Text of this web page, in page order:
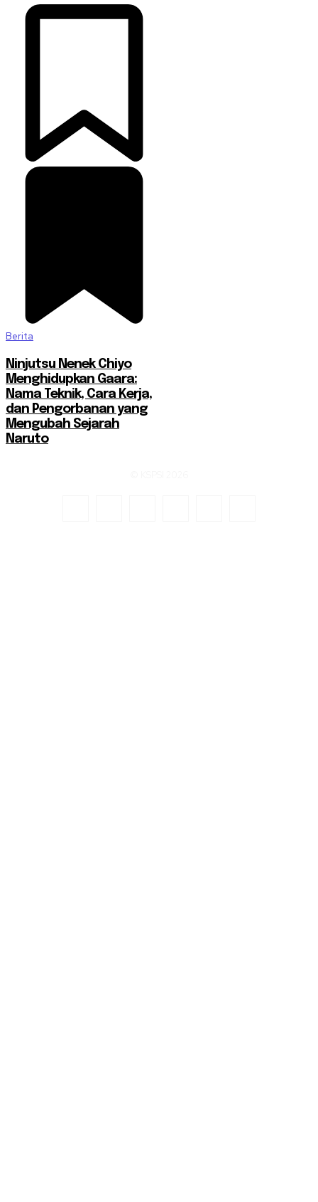
Berita
Ninjutsu Nenek Chiyo
Menghidupkan Gaara:
Nama Teknik, Cara Kerja,
dan Pengorbanan yang
Mengubah Sejarah
Naruto